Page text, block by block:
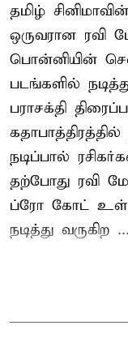
தமிழ்
ஒருவரான
பொன்னியின்
படங்களில்
பராசக்தி
நடிப்பால்
தற்போது ரவி
ப்ரோ கோட்
நடித்து வருகிற ...